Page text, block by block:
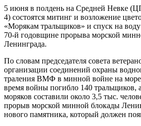
5 июня в полдень на Средней Невке
4) состоятся митинг и возложение
«Морякам тральщиков» и спуск на
70-й годовщине прорыва морской
Ленинграда.
По словам председателя совета
организации соединений охраны
траления ВМФ в минной войне на море
время войны погибло 140 тральщиков,
моряков составили около 3,5 тыс.
прорыв морской минной блокады
нового памятника, который должен